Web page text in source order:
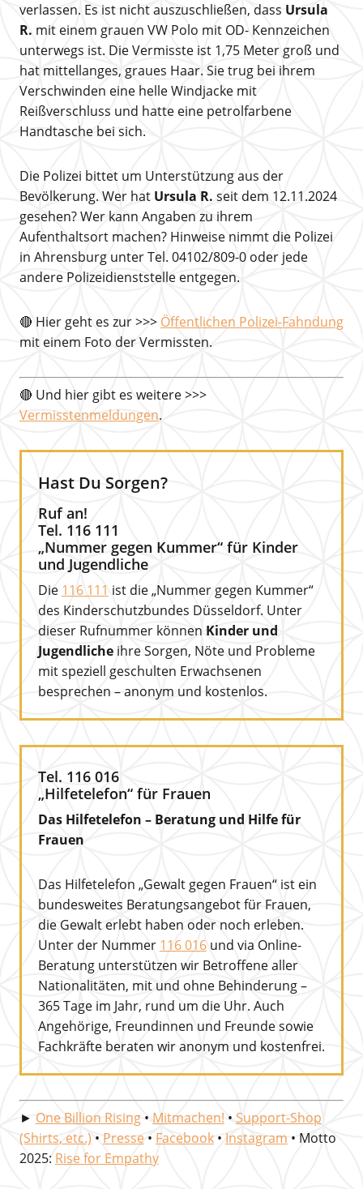
verlassen. Es ist nicht auszuschließen, dass Ursula
R. mit einem grauen VW Polo mit OD- Kennzeichen
unterwegs ist. Die Vermisste ist 1,75 Meter groß und
hat mittellanges, graues Haar. Sie trug bei ihrem
Verschwinden eine helle Windjacke mit
Reißverschluss und hatte eine petrolfarbene
Handtasche bei sich.
Die Polizei bittet um Unterstützung aus der
Bevölkerung. Wer hat Ursula R. seit dem 12.11.2024
gesehen? Wer kann Angaben zu ihrem
Aufenthaltsort machen? Hinweise nimmt die Polizei
in Ahrensburg unter Tel. 04102/809-0 oder jede
andere Polizeidienststelle entgegen.
🔴 Hier geht es zur >>> Öffentlichen Polizei-Fahndung
mit einem Foto der Vermissten.
🔴 Und hier gibt es weitere >>>
Vermisstenmeldungen.
Hast Du Sorgen?
Ruf an!
Tel. 116 111
„Nummer gegen Kummer“ für Kinder
und Jugendliche
Die 116 111 ist die „Nummer gegen Kummer“
des Kinderschutzbundes Düsseldorf. Unter
dieser Rufnummer können Kinder und
Jugendlicheihre Sorgen, Nöte und Probleme
mit speziell geschulten Erwachsenen
besprechen – anonym und kostenlos.
Tel. 116 016
„Hilfetelefon“ für Frauen
Das Hilfetelefon – Beratung und Hilfe für
Frauen
Das Hilfetelefon „Gewalt gegen Frauen“ ist ein
bundesweites Beratungsangebot für Frauen,
die Gewalt erlebt haben oder noch erleben.
Unter der Nummer 116 016und via Online-
Beratung unterstützen wir Betroffene aller
Nationalitäten, mit und ohne Behinderung –
365 Tage im Jahr, rund um die Uhr. Auch
Angehörige, Freundinnen und Freunde sowie
Fachkräfte beraten wir anonym und kostenfrei.
► One Billion Rising• Mitmachen! • Support-Shop
(Shirts, etc.) • Presse• Facebook• Instagram • Motto
2025: Rise for Empathy